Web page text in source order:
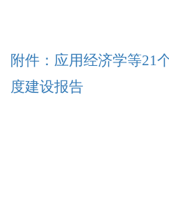
附件：应用经济学等21
度建设报告